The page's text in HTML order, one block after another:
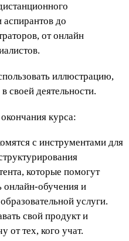
аспирантов до
от онлайн
иллюстрацию,
своей деятельности.
курса:
с инструментами для
которые помогут
онлайн-обучения и
услуги.
свой продукт и
от тех, кого учат.